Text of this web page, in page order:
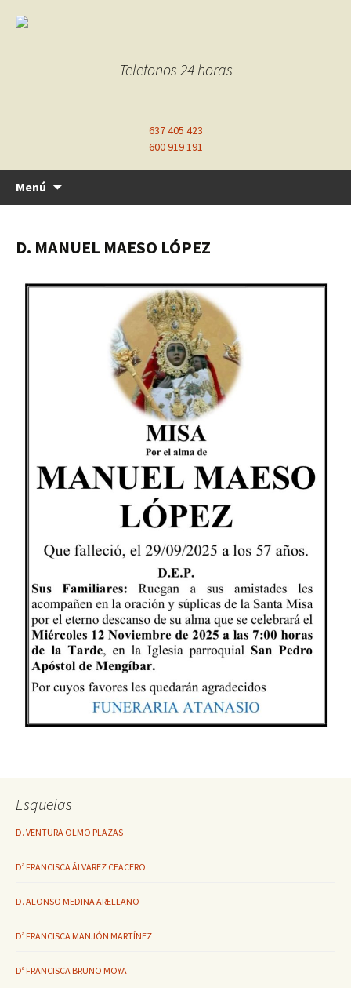
Telefonos 24 horas
637 405 423
600 919 191
Menú
D. MANUEL MAESO LÓPEZ
Esquelas
D. VENTURA OLMO PLAZAS
Dª FRANCISCA ÁLVAREZ CEACERO
D. ALONSO MEDINA ARELLANO
Dª FRANCISCA MANJÓN MARTÍNEZ
Dª FRANCISCA BRUNO MOYA